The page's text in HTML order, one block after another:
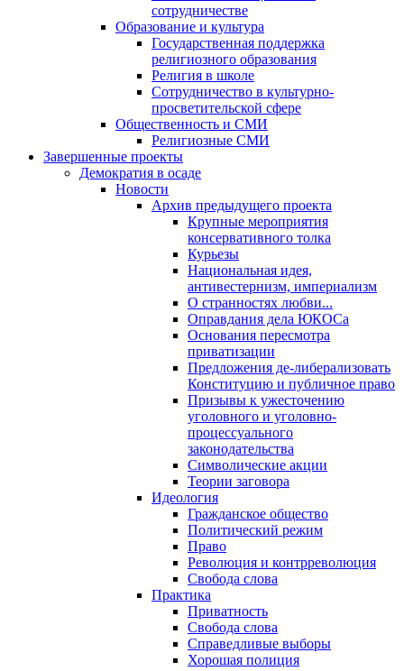
сотрудничестве
Образование и культура
Государственная поддержка
религиозного образования
Религия в школе
Сотрудничество в культурно-
просветительской сфере
Общественность и СМИ
Религиозные СМИ
Завершенные проекты
Демократия в осаде
Новости
Архив предыдущего проекта
Крупные мероприятия
консервативного толка
Курьезы
Национальная идея,
антивестернизм, империализм
О странностях любви...
Оправдания дела ЮКОСа
Основания пересмотра
приватизации
Предложения де-либерализовать
Конституцию и публичное право
Призывы к ужесточению
уголовного и уголовно-
процессуального
законодательства
Символические акции
Теории заговора
Идеология
Гражданское общество
Политический режим
Право
Революция и контрреволюция
Свобода слова
Практика
Приватность
Свобода слова
Справедливые выборы
Хорошая полиция